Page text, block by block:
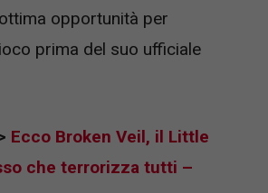
opportunità per
prima del suo ufficiale
Ecco Broken Veil, il Little
che terrorizza tutti –